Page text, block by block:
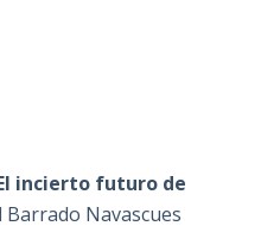
incierto futuro de
Barrado Navascues